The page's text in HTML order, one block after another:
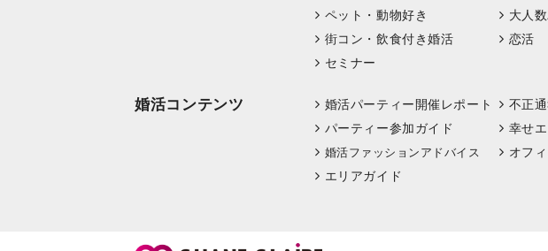
ペット・動物好き
大人
街コン・飲食付き婚活
恋活
セミナー
婚活コンテンツ 婚活パーティー開催レポート 不正
パーティー参加ガイド
幸せ
婚活ファッションアドバイス オフ
エリアガイド